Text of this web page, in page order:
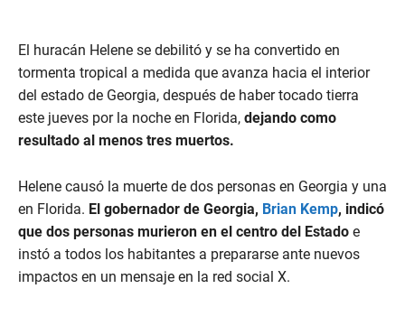
El huracán Helene se debilitó y se ha convertido en
tormenta tropical a medida que avanza hacia el interior
del estado de Georgia, después de haber tocado tierra
este jueves por la noche en Florida, dejando como
resultado al menos tres muertos.
Helene causó la muerte de dos personas en Georgia y una
en Florida. El gobernador de Georgia, Brian Kemp, indicó
que dos personas murieron en el centro del Estado e
instó a todos los habitantes a prepararse ante nuevos
impactos en un mensaje en la red social X.